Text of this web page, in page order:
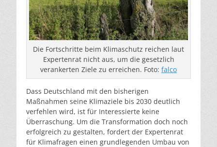
Die Fortschritte beim Klimaschutz reichen laut
Expertenrat nicht aus, um die gesetzlich
verankerten Ziele zu erreichen. Foto: falco
Dass Deutschland mit den bisherigen
Maßnahmen seine Klimaziele bis 2030 deutlich
verfehlen wird, ist für Interessierte keine
Überraschung. Um die Transformation doch noch
erfolgreich zu gestalten, fordert der Expertenrat
für Klimafragen einen grundlegenden Umbau von